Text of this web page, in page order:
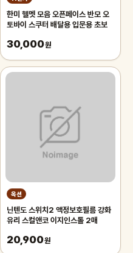
한미 헬멧 모음 오픈페이스 반모 오
토바이 스쿠터 배달용 입문용 초보
30,000원
옥션
닌텐도 스위치2 액정보호필름 강화
유리 스컬앤코 이지인스톨 2매
20,900원